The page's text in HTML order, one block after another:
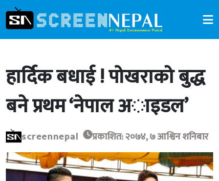
हार्दिक बधाई ! पोखराको बुद्ध
बने प्रथम ‘नेपाल अाइडल’
screennepal प्रकाशित: २०७४, ७ आश्विन शनिबार